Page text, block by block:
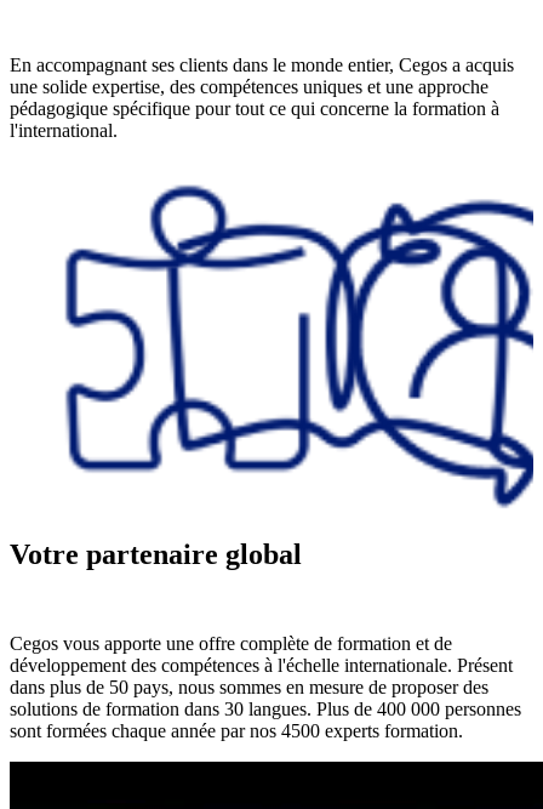
En accompagnant ses clients dans le monde entier, Cegos a acquis
une solide expertise, des compétences uniques et une approche
pédagogique spécifique pour tout ce qui concerne la formation à
l'international.
Déployer un
formation à
l'international
Découvrir
Harmoniser et
catalogue
international
de formations
Découvrir
l'externalisation
Découvrir
Votre partenaire global
Cegos vous apporte une offre complète de formation et de
développement des compétences à l'échelle internationale. Présent
dans plus de 50 pays, nous sommes en mesure de proposer des
solutions de formation dans 30 langues. Plus de 400 000 personnes
sont formées chaque année par nos 4500 experts formation.